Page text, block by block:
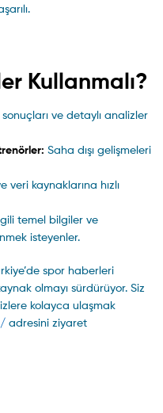
Kullanmalı?
ve detaylı analizler
Saha dışı gelişmeleri
veri kaynaklarına hızlı
temel bilgiler ve
isteyenler.
spor haberleri
olmayı sürdürüyor. Siz
kolayca ulaşmak
adresini ziyaret